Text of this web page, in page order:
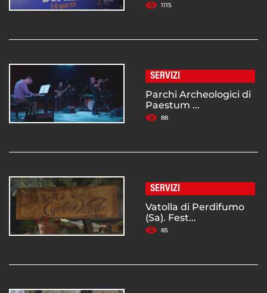
1115
SERVIZI
Parchi Archeologici di
Paestum ...
88
SERVIZI
Vatolla di Perdifumo
(Sa). Fest...
85